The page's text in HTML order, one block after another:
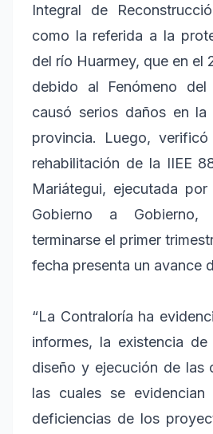
Integral de
como la referida a la
del río Huarmey, que en el
debido al Fenómeno
causó serios daños en
provincia. Luego,
rehabilitación de la IIEE
Mariátegui, ejecutada
Gobierno a
terminarse el primer
fecha presenta un avance
“La Contraloría ha
informes, la existencia
diseño y ejecución de las
las cuales se
deficiencias de los